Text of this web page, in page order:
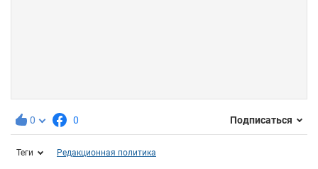
0 0 Подписаться
Теги Редакционная политика